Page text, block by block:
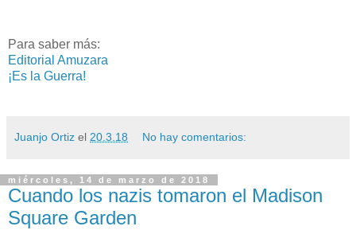
Para saber más:
Editorial Amuzara
¡Es la Guerra!
Juanjo Ortiz el 20.3.18 No hay comentarios:
miércoles, 14 de marzo de 2018
Cuando los nazis tomaron el Madison
Square Garden